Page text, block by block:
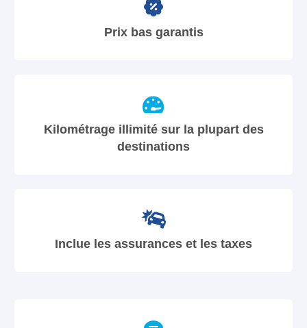
Prix bas garantis
Kilométrage illimité sur la plupart des
destinations
Inclue les assurances et les taxes